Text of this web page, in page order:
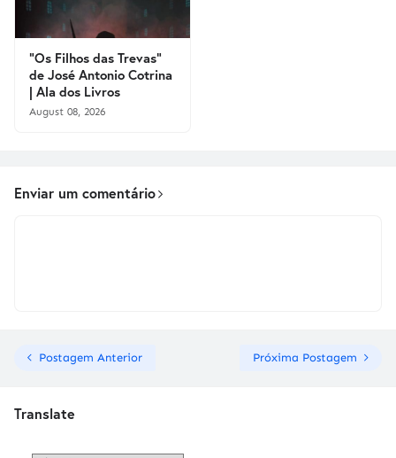
"Os Filhos das Trevas"
de José Antonio Cotrina
| Ala dos Livros
August 08, 2026
Enviar um comentário
Postagem Anterior Próxima Postagem
Translate